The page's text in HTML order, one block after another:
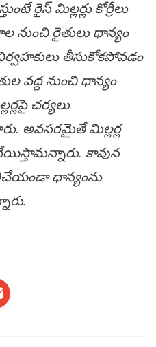
రైస్ మిల్లర్లు కోర్రీలు
నుంచి రైతులు ధాన్యం
నిర్వహకులు తీసుకోకపోవడం
వ‌ద్ద నుంచి ధాన్యం
చర్యలు
అవ‌స‌ర‌మైతే మిల్ల‌ర్ల
కావున
ధాన్యంను